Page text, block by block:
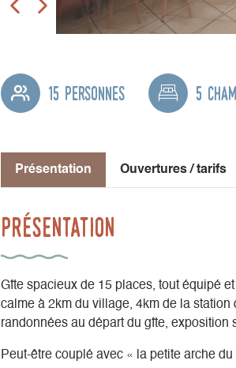
15 personnes 5
Présentation Ouvertures / tarifs
Présentation
Gîte spacieux de 15 places, tout équipé
calme à 2km du village, 4km de la
randonnées au départ du gîte, exposition
Peut-être couplé avec « la petite arche